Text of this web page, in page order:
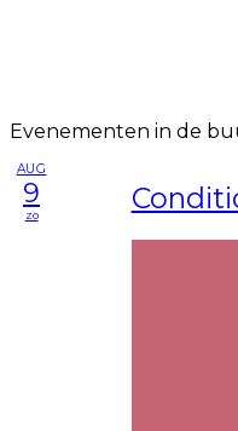
Evenementen in de
AUG
9
zo